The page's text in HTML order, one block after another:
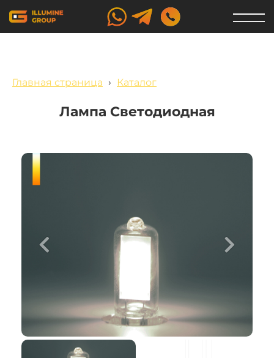
Главная страница › Каталог
Лампа Светодиодная